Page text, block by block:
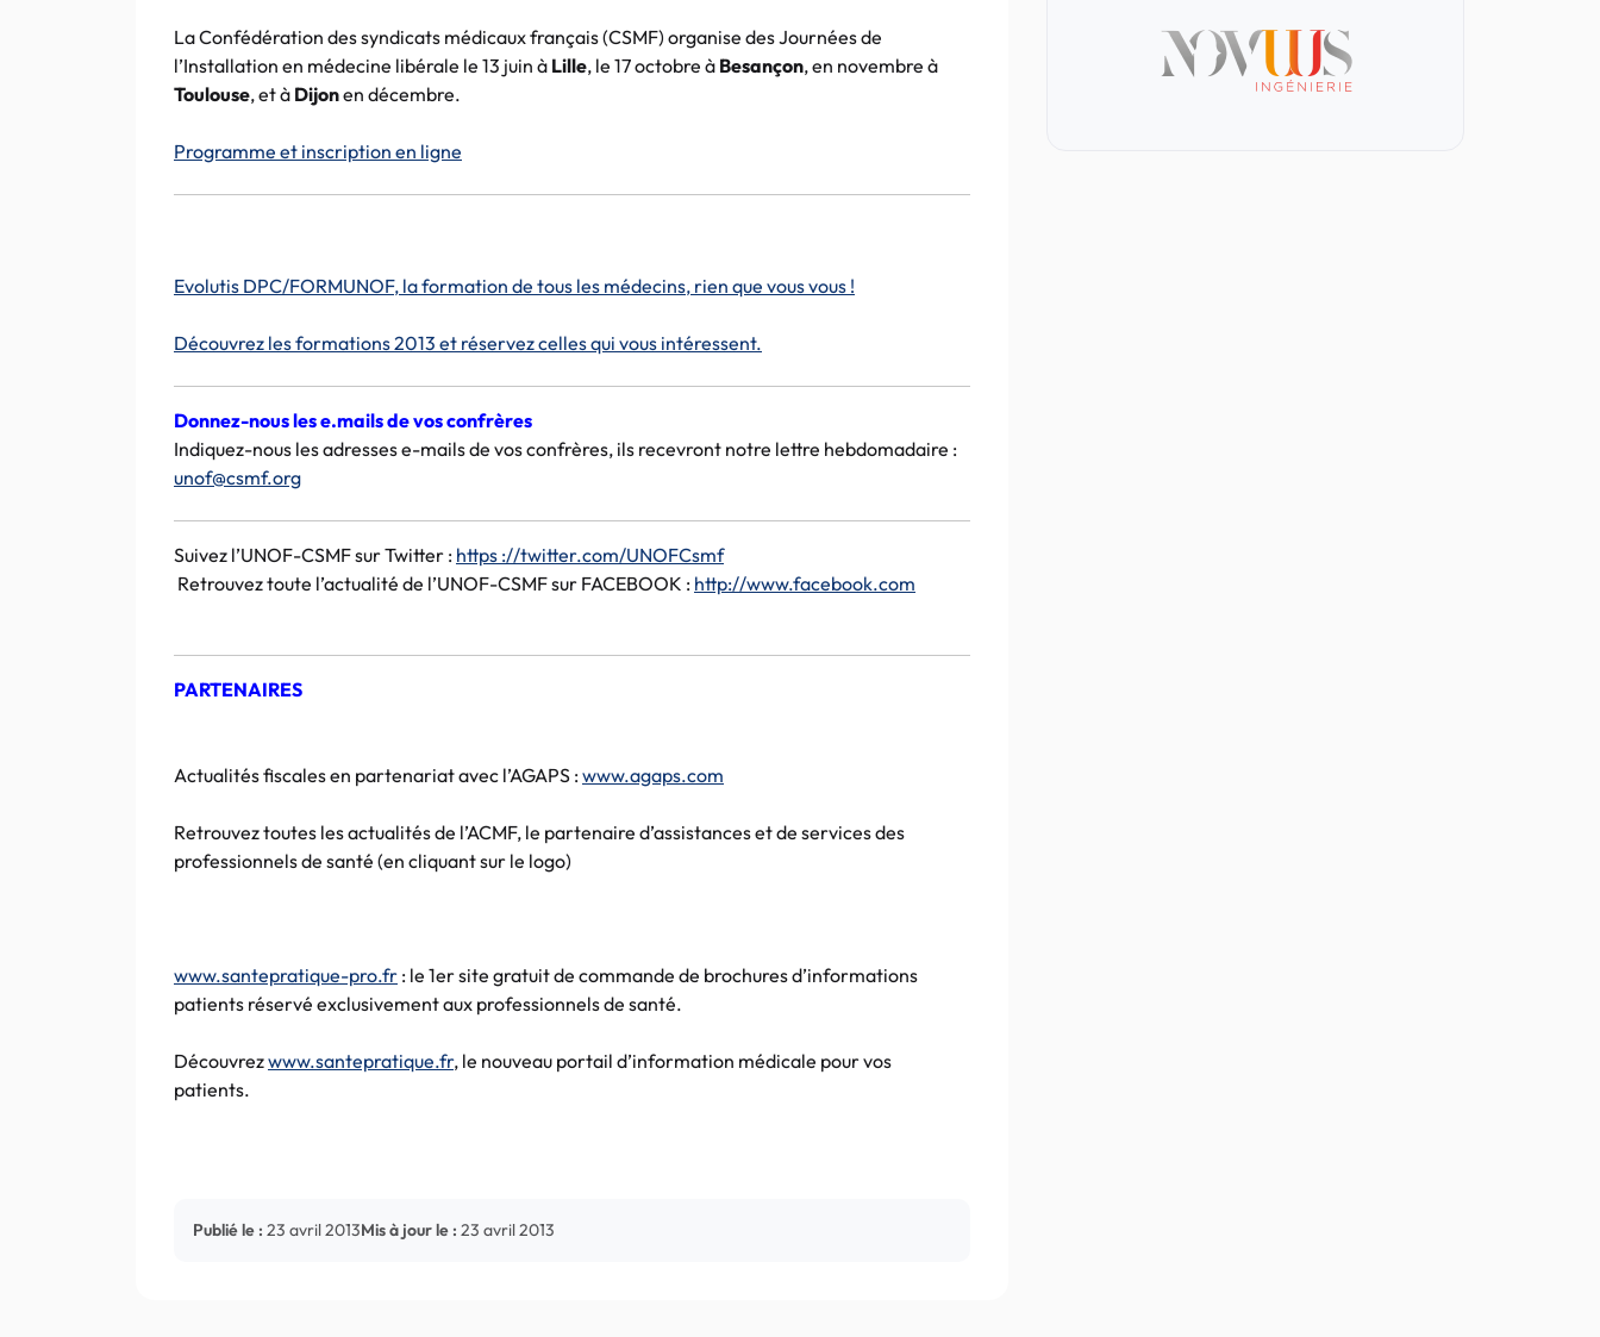
La Confédération des syndicats médicaux français (CSMF) organise des Journées de
l’Installation en médecine libérale le 13 juin à Lille, le 17 octobre à Besançon, en novembre à
Toulouse, et à Dijonen décembre.
Programme et inscription en ligne
Evolutis DPC/FORMUNOF, la formation de tous les médecins, rien que vous vous !
Découvrez les formations 2013 et réservez celles qui vous intéressent.
Donnez-nous les e.mails de vos confrères
Indiquez-nous les adresses e-mails de vos confrères, ils recevront notre lettre hebdomadaire :
unof@csmf.org
Suivez l’UNOF-CSMF sur Twitter : https ://twitter.com/UNOFCsmf
Retrouvez toute l’actualité de l’UNOF-CSMF sur FACEBOOK : http://www.facebook.com
PARTENAIRES
Actualités fiscales en partenariat avec l’AGAPS :www.agaps.com
Retrouvez toutes les actualités de l’ACMF, le partenaire d’assistances et de services des
professionnels de santé (en cliquant sur le logo)
www.santepratique-pro.fr : le 1er site gratuit de commande de brochures d’informations
patients réservé exclusivement aux professionnels de santé.
Découvrezwww.santepratique.fr, le nouveau portail d’information médicale pour vos
patients.
Publié le : 23 avril 2013Mis à jour le : 23 avril 2013